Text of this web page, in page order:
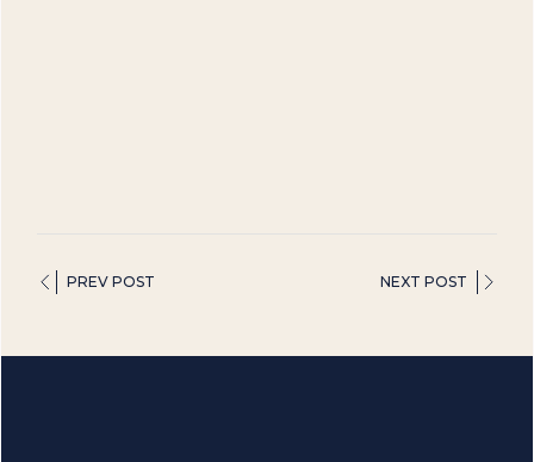
PREV POST NEXT POST